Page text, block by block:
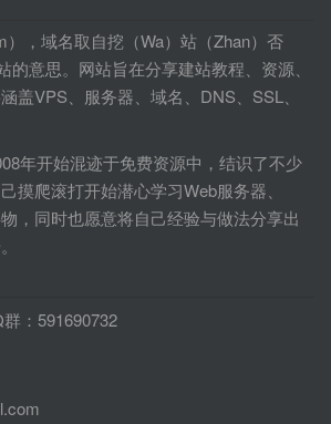
，域名取自挖（Wa）站（Zhan）否
的意思。网站旨在分享建站教程、资源、
盖VPS、服务器、域名、DNS、SSL、
年开始混迹于免费资源中，结识了不少
摸爬滚打开始潜心学习Web服务器、
，同时也愿意将自己经验与做法分享出
：591690732